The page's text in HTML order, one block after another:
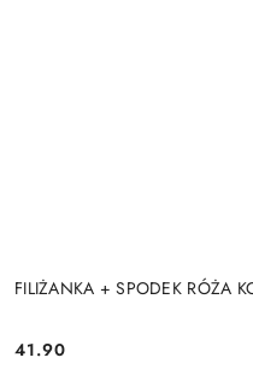
FILIŻANKA + SPODEK RÓŻA
Cena:
41.90